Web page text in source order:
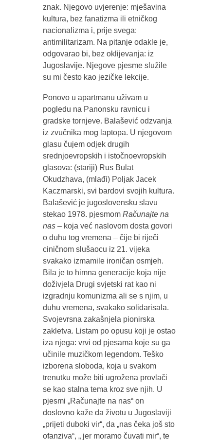
znak. Njegovo uvjerenje: mješavina
kultura, bez fanatizma ili etničkog
nacionalizma i, prije svega:
antimilitarizam. Na pitanje odakle je,
odgovarao bi, bez oklijevanja: iz
Jugoslavije. Njegove pjesme služile
su mi često kao jezičke lekcije.
Ponovo u apartmanu uživam u
pogledu na Panonsku ravnicu i
gradske tornjeve. Balašević odzvanja
iz zvučnika mog laptopa. U njegovom
glasu čujem odjek drugih
srednjoevropskih i istočnoevropskih
glasova: (stariji) Rus Bulat
Okudzhava, (mlađi) Poljak Jacek
Kaczmarski, svi bardovi svojih kultura.
Balašević je jugoslovensku slavu
stekao 1978. pjesmom Računajte na
nas– koja već naslovom dosta govori
o duhu tog vremena – čije bi riječi
ciničnom slušaocu iz 21. vijeka
svakako izmamile ironičan osmjeh.
Bila je to himna generacije koja nije
doživjela Drugi svjetski rat kao ni
izgradnju komunizma ali se s njim, u
duhu vremena, svakako solidarisala.
Svojevrsna zakašnjela pionirska
zakletva. Listam po opusu koji je ostao
iza njega: vrvi od pjesama koje su ga
učinile muzičkom legendom. Teško
izborena sloboda, koja u svakom
trenutku može biti ugrožena provlači
se kao stalna tema kroz sve njih. U
pjesmi „Računajte na nas“ on
doslovno kaže da životu u Jugoslaviji
„prijeti duboki vir“, da „nas čeka još sto
ofanziva“, „ jer moramo čuvati mir“, te